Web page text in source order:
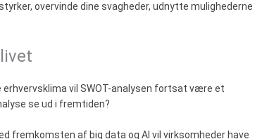
overvinde dine svagheder, udnytte mulighederne
vil SWOT-analysen fortsat være et
se ud i fremtiden?
fremkomsten af big data og AI vil virksomheder have